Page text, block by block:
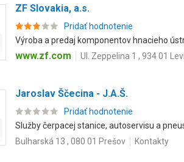
ZF Slovakia, a.s.
Pridať hodnotenie
Výroba a predaj komponentov hnacieho
www.zf.com Ul. Zeppelina 1 , 934 01
Jaroslav Ščecina - J.A.Š.
Pridať hodnotenie
Služby čerpacej stanice, autoservisu a
Bulharská 13 , 080 01 Prešov
Kontakty